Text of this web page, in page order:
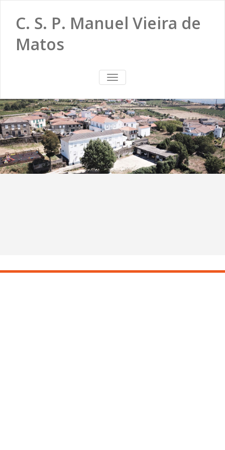
C. S. P. Manuel Vieira de
Matos
TOGGLE
NAVIGATION